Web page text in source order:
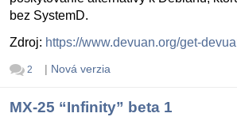
bez SystemD.
Zdroj: https://www.devuan.org/get-
2 | Nová verzia
MX-25 “Infinity” beta 1